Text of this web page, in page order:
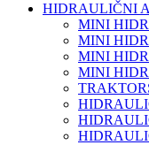
HIDRAULIČNI
MINI
MINI
MINI
MINI